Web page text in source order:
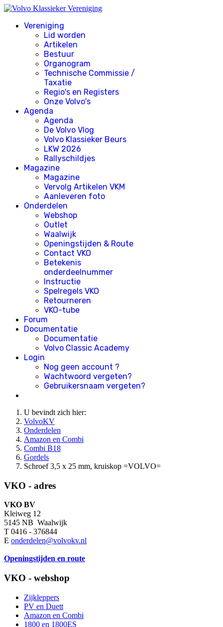
Vereniging
Lid worden
Artikelen
Bestuur
Organogram
Technische Commissie /
Taxatie
Regio's en Registers
Onze Volvo's
Agenda
Agenda
De Volvo Vlog
Volvo Klassieker Beurs
LKW 2026
Rallyschildjes
Magazine
Magazine
Vervolg Artikelen VKM
Aanleveren foto
Onderdelen
Webshop
Outlet
Waalwijk
Openingstijden & Route
Contact VKO
Betekenis
onderdeelnummer
Instructie
Spelregels VKO
Retourneren
VKO-tube
Forum
Documentatie
Documentatie
Volvo Classic Academy
Login
Nog geen account ?
Wachtwoord vergeten?
Gebruikersnaam vergeten?
U bevindt zich hier:
VolvoKV
Onderdelen
Amazon en Combi
Combi B18
Gordels
Schroef 3,5 x 25 mm, kruiskop =VOLVO=
VKO - adres
VKO BV
Kleiweg 12
5145 NB Waalwijk
T 0416 - 376844
E onderdelen@volvokv.nl
Openingstijden en route
VKO - webshop
Zijkleppers
PV en Duett
Amazon en Combi
1800 en 1800ES